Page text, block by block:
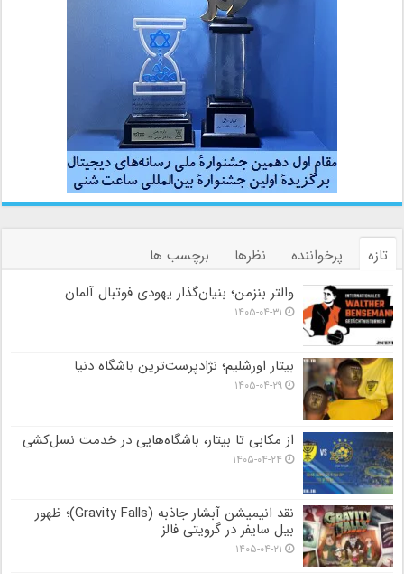
تازه پرخواننده نظرها
برچسب ها
والتر بنزمن؛ بنیان‌گذار یهودی فوتبال آلمان
۱۴۰۵-۰۴-۳۱
بیتار اورشلیم؛ نژادپرست‌ترین باشگاه دنیا
۱۴۰۵-۰۴-۲۹
از مکابی تا بیتار، باشگاه‌هایی در خدمت نسل‌کشی
۱۴۰۵-۰۴-۲۴
نقد انیمیشن آبشار جاذبه (Gravity Falls)؛ ظهور
بیل سایفر در گرویتی فالز
۱۴۰۵-۰۴-۲۱